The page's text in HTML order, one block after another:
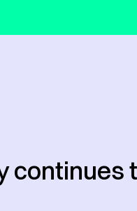
continues